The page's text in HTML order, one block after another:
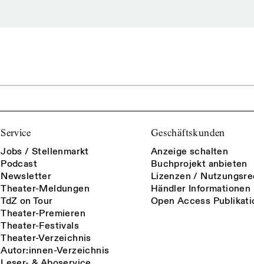
Service
Jobs / Stellenmarkt
Podcast
Newsletter
Theater-Meldungen
TdZ on Tour
Theater-Premieren
Theater-Festivals
Theater-Verzeichnis
Autor:innen-Verzeichnis
Geschäftskunden
Anzeige schalten
Buchprojekt anbieten
Lizenzen /
Händler Informationen
Open Access